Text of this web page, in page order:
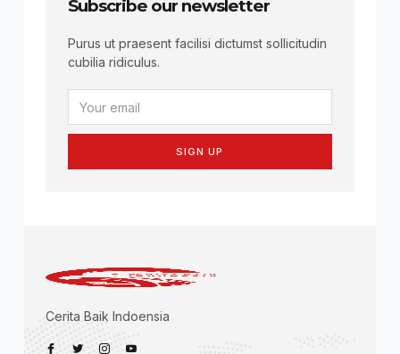
Subscribe our newsletter
Purus ut praesent facilisi dictumst sollicitudin
cubilia ridiculus.
SIGN UP
Cerita Baik Indoensia